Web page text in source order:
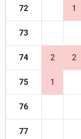
72 1
73
74 2 2
75 1
76
77